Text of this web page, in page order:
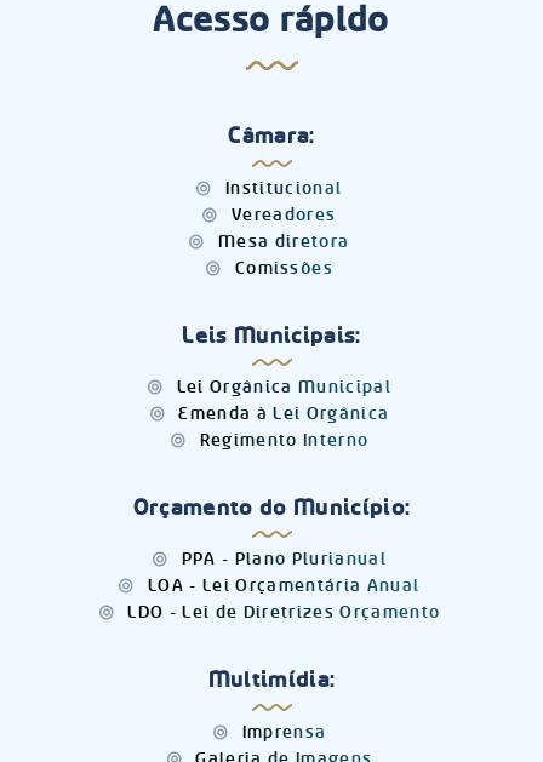
Acesso rápido
Câmara:
Institucional
Vereadores
Mesa diretora
Comissões
Leis Municipais:
Lei Orgânica Municipal
Emenda à Lei Orgânica
Regimento Interno
Orçamento do Município:
PPA - Plano Plurianual
LOA - Lei Orçamentária Anual
LDO - Lei de Diretrizes Orçamento
Multimídia:
Imprensa